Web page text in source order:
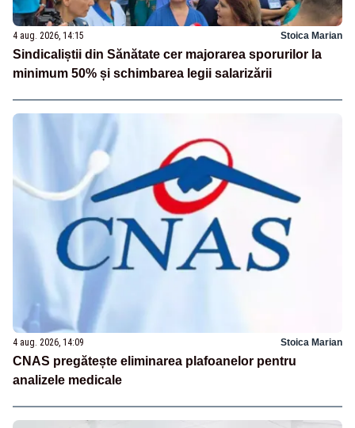
4 aug. 2026, 14:15 Stoica Marian
Sindicaliștii din Sănătate cer majorarea sporurilor la
minimum 50% și schimbarea legii salarizării
4 aug. 2026, 14:09 Stoica Marian
CNAS pregătește eliminarea plafoanelor pentru
analizele medicale